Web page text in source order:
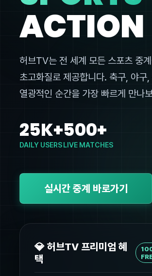
ACTION
허브TV는 전 세계 모든 스포츠 중
초고화질로 제공합니다. 축구, 야구
열광적인 순간을 가장 빠르게 만나
25K+
DAILY USERS
500+
LIVE MATCHES
실시간 중계 바로가기
💎 허브TV 프리미엄 혜
택